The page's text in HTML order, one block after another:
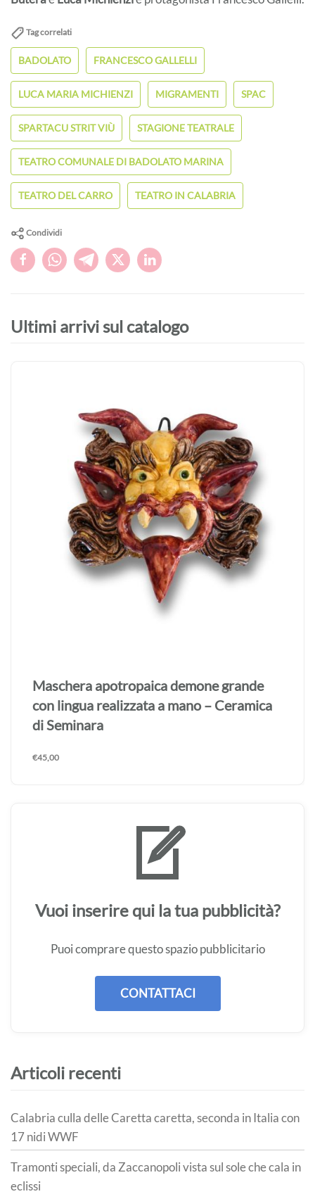
Tag correlati
BADOLATO FRANCESCO GALLELLI
LUCA MARIA MICHIENZI MIGRAMENTI SPAC
SPARTACU STRIT VIÙ STAGIONE TEATRALE
TEATRO COMUNALE DI BADOLATO MARINA
TEATRO DEL CARRO TEATRO IN CALABRIA
Condividi
Ultimi arrivi sul catalogo
Maschera apotropaica demone grande
con lingua realizzata a mano – Ceramica
di Seminara
€45,00
Vuoi inserire qui la tua pubblicità?
Puoi comprare questo spazio pubblicitario
CONTATTACI
Articoli recenti
Calabria culla delle Caretta caretta, seconda in Italia con
17 nidi WWF
Tramonti speciali, da Zaccanopoli vista sul sole che cala in
eclissi